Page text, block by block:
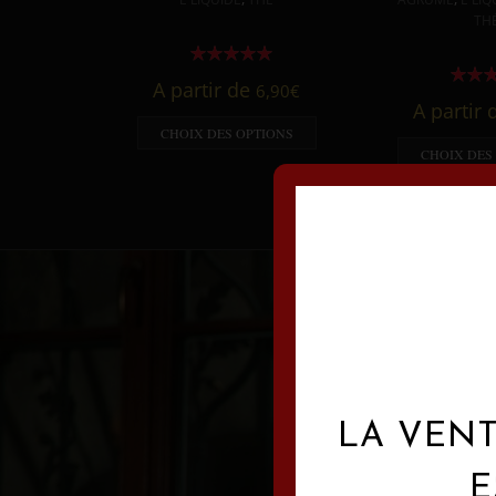
A partir de 6,90€
CHOIX DES OPTIONS
A partir
CHOIX DES
LA